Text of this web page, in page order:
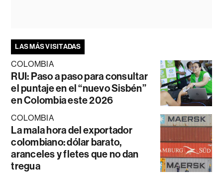
LAS MÁS VISITADAS
COLOMBIA
RUI: Paso a paso para consultar
el puntaje en el “nuevo Sisbén”
en Colombia este 2026
COLOMBIA
La mala hora del exportador
colombiano: dólar barato,
aranceles y fletes que no dan
tregua